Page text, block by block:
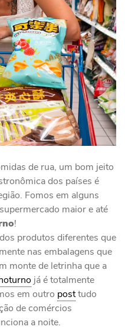
de rua, um bom jeito
dos países é
Fomos em alguns
maior e até
!
produtos diferentes que
nas embalagens que
monte de letrinha que a
já é totalmente
em outro posttudo
de comércios
a noite.